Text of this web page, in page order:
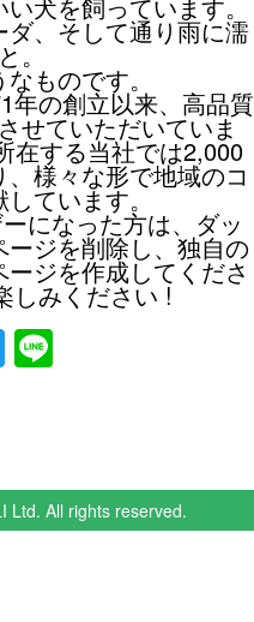
、そして通り雨に濡
。
ものです。
年の創立以来、高品質
せていただいていま
在する当社では2,000
様々な形で地域のコ
ています。
になった方は、 ダッ
ジを削除し、独自の
ジを作成してくださ
しみください !
Twitter
Ltd. All rights reserved.